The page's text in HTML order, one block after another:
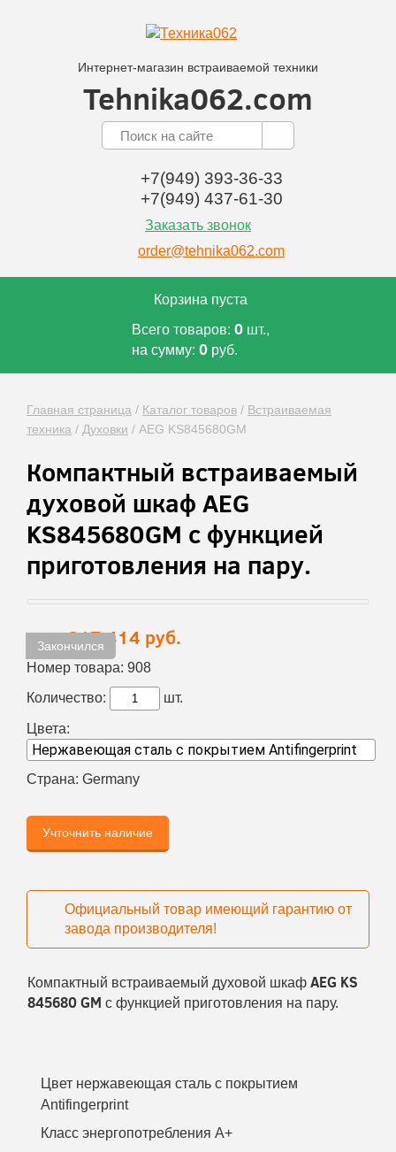
Интернет-магазин встраиваемой техники
Tehnika062.com
+7(949) 393-36-33
+7(949) 437-61-30
Заказать звонок
order@tehnika062.com
Корзина пуста
Всего товаров: 0шт.,
на сумму: 0руб.
Главная страница / Каталог товаров / Встраиваемая
техника / Духовки / AEG KS845680GM
Компактный встраиваемый
духовой шкаф AEG
KS845680GM с функцией
приготовления на пару.
Закончился
Цена: 217 414 руб.
Номер товара: 908
Количество:
шт.
Цвета:
Страна: Germany
Учточнить наличие
Официальный товар имеющий гарантию от
завода производителя!
Компактный встраиваемый духовой шкаф AEG KS
845680 GM с функцией приготовления на пару.
Цвет нержавеющая сталь с покрытием
Antifingerprint
Класс энергопотребления A+